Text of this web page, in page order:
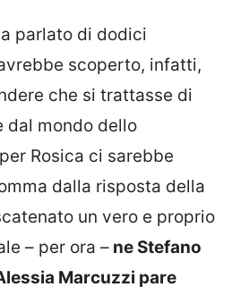
parlato di dodici
scoperto, infatti,
che si trattasse di
dal mondo dello
Rosica ci sarebbe
dalla risposta della
un vero e proprio
– per ora – ne Stefano
Marcuzzi pare